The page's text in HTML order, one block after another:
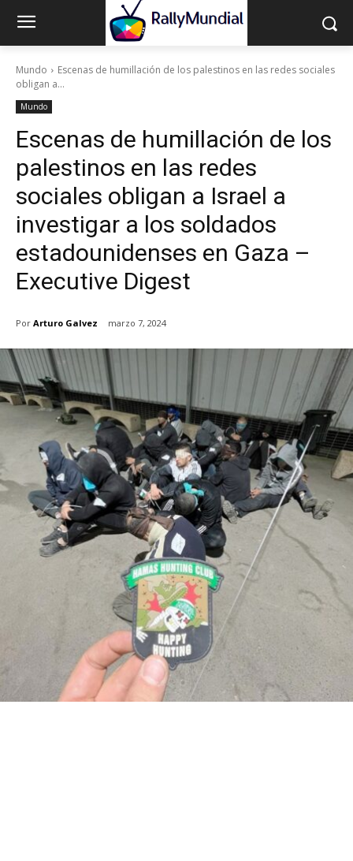
Mundo
Escenas de humillación de los palestinos en las redes sociales
obligan a...
Mundo
Escenas de humillación de los
palestinos en las redes
sociales obligan a Israel a
investigar a los soldados
estadounidenses en Gaza –
Executive Digest
Por Arturo Galvez marzo 7, 2024